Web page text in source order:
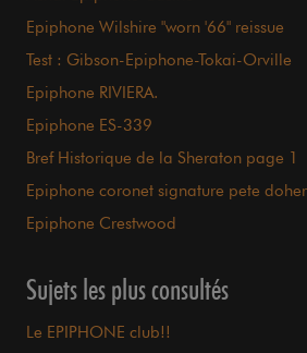
Epiphone Wilshire "worn '66" reissue
Test : Gibson-Epiphone-Tokai-Orville
Epiphone RIVIERA.
Epiphone ES-339
Bref Historique de la Sheraton page 1
Epiphone coronet signature pete
Epiphone Crestwood
Sujets les plus consultés
Le EPIPHONE club!!